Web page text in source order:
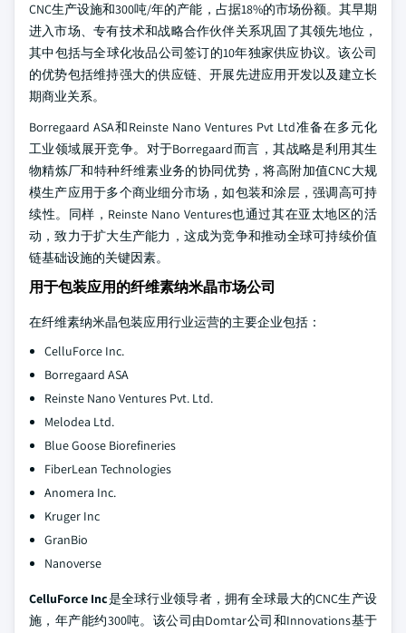
CNC生产设施和300吨/年的产能，占据18%的市场份额。其早期
进入市场、专有技术和战略合作伙伴关系巩固了其领先地位，
其中包括与全球化妆品公司签订的10年独家供应协议。该公司
的优势包括维持强大的供应链、开展先进应用开发以及建立长
期商业关系。
Borregaard ASA和Reinste Nano Ventures Pvt Ltd准备在多元化
工业领域展开竞争。对于Borregaard而言，其战略是利用其生
物精炼厂和特种纤维素业务的协同优势，将高附加值CNC大规
模生产应用于多个商业细分市场，如包装和涂层，强调高可持
续性。同样，Reinste Nano Ventures也通过其在亚太地区的活
动，致力于扩大生产能力，这成为竞争和推动全球可持续价值
链基础设施的关键因素。
用于包装应用的纤维素纳米晶市场公司
在纤维素纳米晶包装应用行业运营的主要企业包括：
CelluForce Inc.
Borregaard ASA
Reinste Nano Ventures Pvt. Ltd.
Melodea Ltd.
Blue Goose Biorefineries
FiberLean Technologies
Anomera Inc.
Kruger Inc
GranBio
Nanoverse
CelluForce Inc是全球行业领导者，拥有全球最大的CNC生产设
施，年产能约300吨。该公司由Domtar公司和Innovations基于